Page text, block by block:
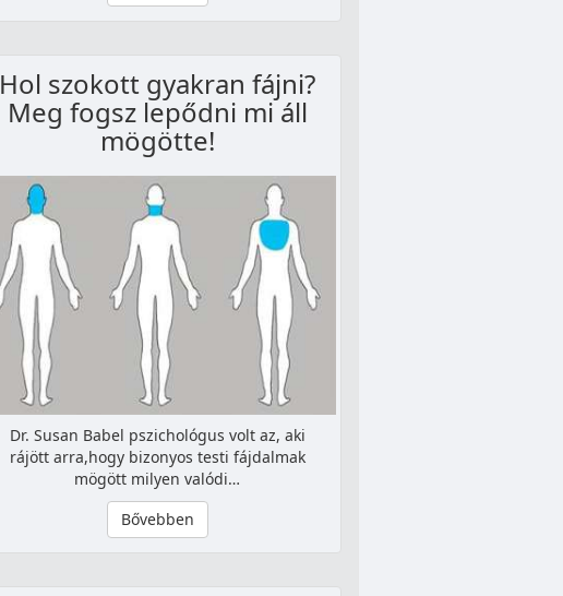
Hol szokott gyakran fájni?
Meg fogsz lepődni mi áll
mögötte!
Dr. Susan Babel pszichológus volt az, aki
rájött arra,hogy bizonyos testi fájdalmak
mögött milyen valódi…
Bővebben